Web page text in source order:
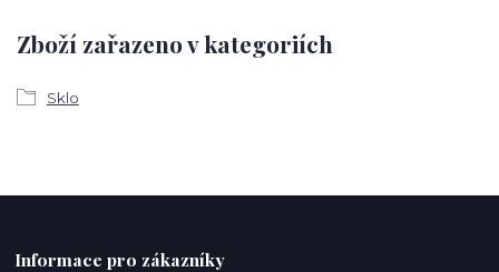
Zboží zařazeno v kategoriích
Sklo
Informace pro zákazníky